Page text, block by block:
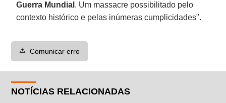
Guerra Mundial . Um massacre possibilitado pelo
contexto histórico e pelas inúmeras cumplicidades".
⚠️ Comunicar erro
NOTÍCIAS RELACIONADAS